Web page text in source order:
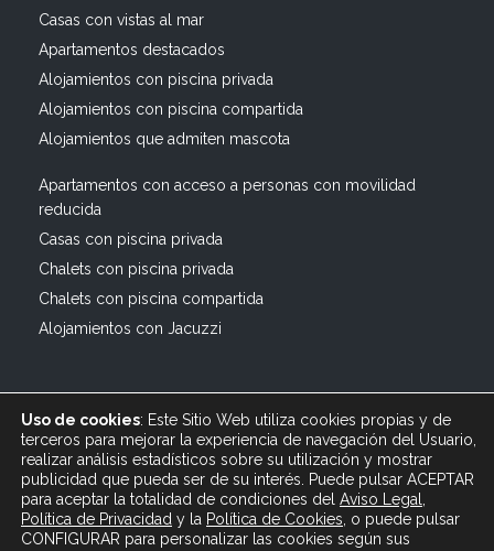
Casas con vistas al mar
Apartamentos destacados
Alojamientos con piscina privada
Alojamientos con piscina compartida
Alojamientos que admiten mascota
Apartamentos con acceso a personas con movilidad
reducida
Casas con piscina privada
Chalets con piscina privada
Chalets con piscina compartida
Alojamientos con Jacuzzi
© 2019 All rights reserved Bagus Vacaciones :: Alquiler
Turístico Vacacional en España, Andalucía, Cádiz ·
info@bagusvacaciones.es · Tel.: 610 89 35 05 · Diseño
Uso de cookies: Este Sitio Web utiliza cookies propias y de
terceros para mejorar la experiencia de navegación del Usuario,
realizar análisis estadísticos sobre su utilización y mostrar
publicidad que pueda ser de su interés. Puede pulsar ACEPTAR
para aceptar la totalidad de condiciones del Aviso Legal
Política de Privacidad y la Política de Cookies , o puede pulsar
CONFIGURAR para personalizar las cookies según sus